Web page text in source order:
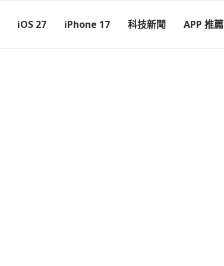
iOS 27 iPhone 17 科技新聞 APP 推薦